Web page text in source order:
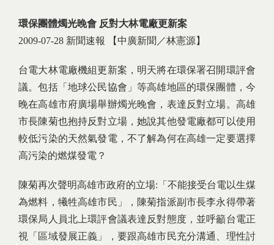
環保團體燭光晚會 反對大林電廠更新案
2009-07-28 新聞速報 【中廣新聞／林憲源】
台電大林電廠機組更新案，明天將在環保署召開環評會
議。包括「地球公民協會」等高雄地區的環保團體，今
晚在高雄市府廣場舉辦燭光晚會，表達反對立場。高雄
市長陳菊也抱持反對立場，她說其他發電廠都可以使用
較低污染的天然氣發電，不了解為何在高雄一定要選擇
高污染的燃煤發電？
陳菊再次聲明高雄市政府的立場:「不能接受台電以生煤
為燃料，犧牲高雄市民」，陳菊指派副市長李永得帶著
環保局人員北上環評會議表達反對態度，並呼籲台電正
視「區域發展正義」，要跟高雄市民充分溝通、理性討